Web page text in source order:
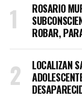
ROSARIO
ROBAR,
LOCALIZAN